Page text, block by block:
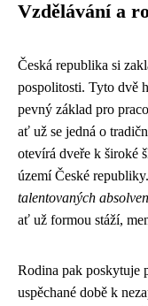
Vzdělávání a
Česká republika si
pospolitosti. Tyto dvě
pevný základ pro
ať už se jedná o
otevírá dveře k široké
území České republiky.
talentovaných
ať už formou stáží,
Rodina pak poskytuje
uspěchané době k